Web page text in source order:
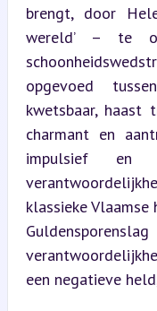
brengt, door
wereld’ – te
opgevoed
kwetsbaar, haast
charmant en
impulsief en
klassieke
een negatieve